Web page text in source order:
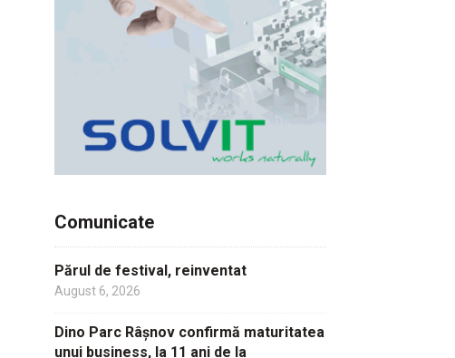
Comunicate
Părul de festival, reinventat
August 6, 2026
Dino Parc Râșnov confirmă maturitatea
unui business, la 11 ani de la